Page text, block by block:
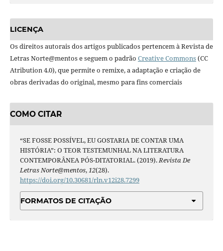
LICENÇA
Os direitos autorais dos artigos publicados pertencem à Revista de
Letras Norte@mentos e seguem o padrão Creative Commons(CC
Atribution 4.0), que permite o remixe, a adaptação e criação de
obras derivadas do original, mesmo para fins comerciais
COMO CITAR
“SE FOSSE POSSÍVEL, EU GOSTARIA DE CONTAR UMA
HISTÓRIA”: O TEOR TESTEMUNHAL NA LITERATURA
CONTEMPORÂNEA PÓS-DITATORIAL. (2019).Revista De
Letras Norte@mentos,12(28).
https://doi.org/10.30681/rln.v12i28.7299
FORMATOS DE CITAÇÃO